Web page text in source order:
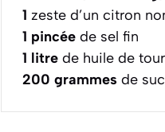
1 zeste d’un citron
1 pincée de sel fin
1 litre de huile de
200 grammes de